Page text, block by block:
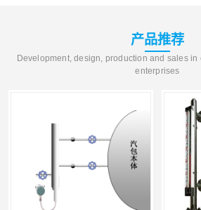
产品推荐
Development, design, production and sales in
enterprises